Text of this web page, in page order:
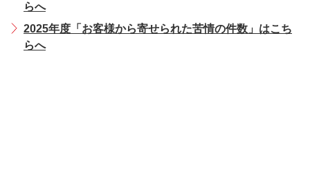
らへ
2025年度「お客様から寄せられた苦情の件数」はこち
らへ